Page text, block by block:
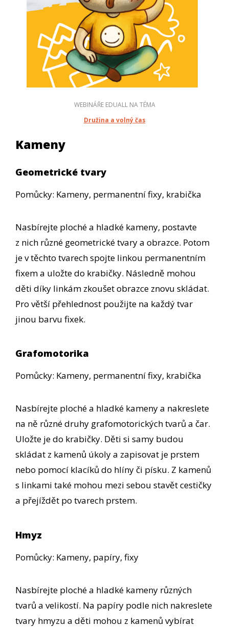
WEBINÁŘE EDUALL NA TÉMA
Družina a volný čas
Kameny
Geometrické tvary
Pomůcky: Kameny, permanentní fixy, krabička
Nasbírejte ploché a hladké kameny, postavte
z nich různé geometrické tvary a obrazce. Potom
je v těchto tvarech spojte linkou permanentním
fixem a uložte do krabičky. Následně mohou
děti díky linkám zkoušet obrazce znovu skládat.
Pro větší přehlednost použijte na každý tvar
jinou barvu fixek.
Grafomotorika
Pomůcky: Kameny, permanentní fixy, krabička
Nasbírejte ploché a hladké kameny a nakreslete
na ně různé druhy grafomotorických tvarů a čar.
Uložte je do krabičky. Děti si samy budou
skládat z kamenů úkoly a zapisovat je prstem
nebo pomocí klacíků do hlíny či písku. Z kamenů
s linkami také mohou mezi sebou stavět cestičky
a přejíždět po tvarech prstem.
Hmyz
Pomůcky: Kameny, papíry, fixy
Nasbírejte ploché a hladké kameny různých
tvarů a velikostí. Na papíry podle nich nakreslete
tvary hmyzu a děti mohou z kamenů vybírat